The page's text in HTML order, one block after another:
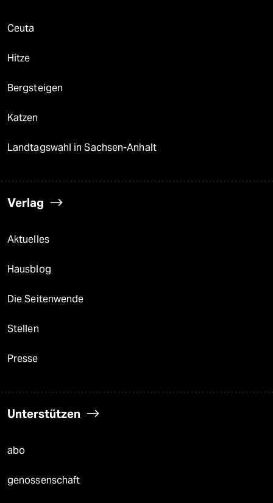
Ceuta
Hitze
Bergsteigen
Katzen
Landtagswahl in Sachsen-Anhalt
Verlag
Aktuelles
Hausblog
Die Seitenwende
Stellen
Presse
Unterstützen
abo
genossenschaft